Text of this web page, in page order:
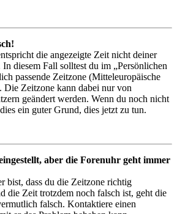
die angezeigte Zeit nicht deiner
diesem Fall solltest du im „Persönlichen
passende Zeitzone (Mitteleuropäische
Die Zeitzone kann dabei nur von
geändert werden. Wenn du noch nicht
ein guter Grund, dies jetzt zu tun.
aber die Forenuhr geht immer
bist, dass du die Zeitzone richtig
die Zeit trotzdem noch falsch ist, geht die
falsch. Kontaktiere einen